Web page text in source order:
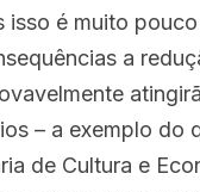
isso é muito
a
– a exemplo do
de Cultura e